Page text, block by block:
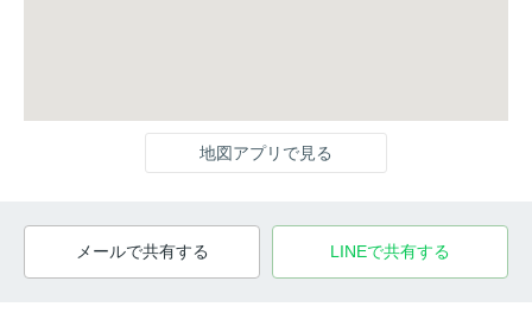
地図アプリで見る
メールで共有する LINEで共有する